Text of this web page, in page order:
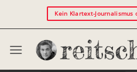
Kein Klartext-